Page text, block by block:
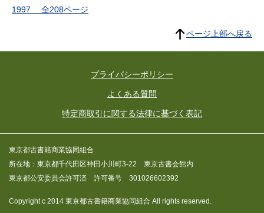
1997 全208ページ
ページ上部へ戻る
プライバシーポリシー
よくある質問
特定商取引に関する法律に基づく表記
東京都古書籍商業協同組合
所在地：東京都千代田区神田小川町3-22 東京古書会館内
東京都公安委員会許可済 許可番号 301026602392
Copyright c 2014 東京都古書籍商業協同組合 All rights reserved.